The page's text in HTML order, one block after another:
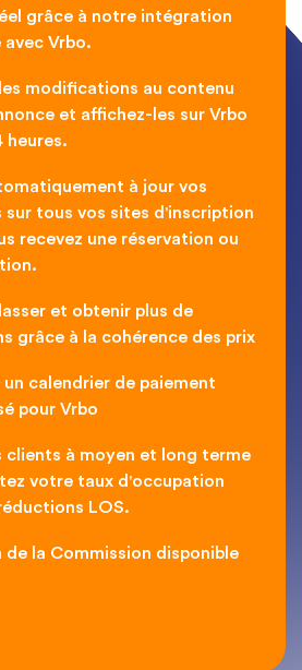
grâce à notre intégration
avec Vrbo.
modifications au contenu
et affichez-les sur Vrbo
heures.
à jour vos
sur tous vos sites d'inscription
recevez une réservation ou
et obtenir plus de
grâce à la cohérence des prix
calendrier de paiement
pour Vrbo
clients à moyen et long terme
votre taux d'occupation
LOS.
de la Commission disponible